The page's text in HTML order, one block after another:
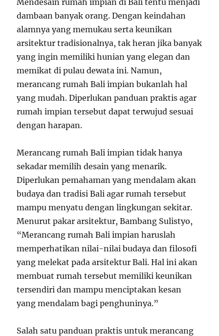
Mendesain rumah impian di Bali tentu menjadi
dambaan banyak orang. Dengan keindahan
alamnya yang memukau serta keunikan
arsitektur tradisionalnya, tak heran jika banyak
yang ingin memiliki hunian yang elegan dan
memikat di pulau dewata ini. Namun,
merancang rumah Bali impian bukanlah hal
yang mudah. Diperlukan panduan praktis agar
rumah impian tersebut dapat terwujud sesuai
dengan harapan.
Merancang rumah Bali impian tidak hanya
sekadar memilih desain yang menarik.
Diperlukan pemahaman yang mendalam akan
budaya dan tradisi Bali agar rumah tersebut
mampu menyatu dengan lingkungan sekitar.
Menurut pakar arsitektur, Bambang Sulistyo,
“Merancang rumah Bali impian haruslah
memperhatikan nilai-nilai budaya dan filosofi
yang melekat pada arsitektur Bali. Hal ini akan
membuat rumah tersebut memiliki keunikan
tersendiri dan mampu menciptakan kesan
yang mendalam bagi penghuninya.”
Salah satu panduan praktis untuk merancang